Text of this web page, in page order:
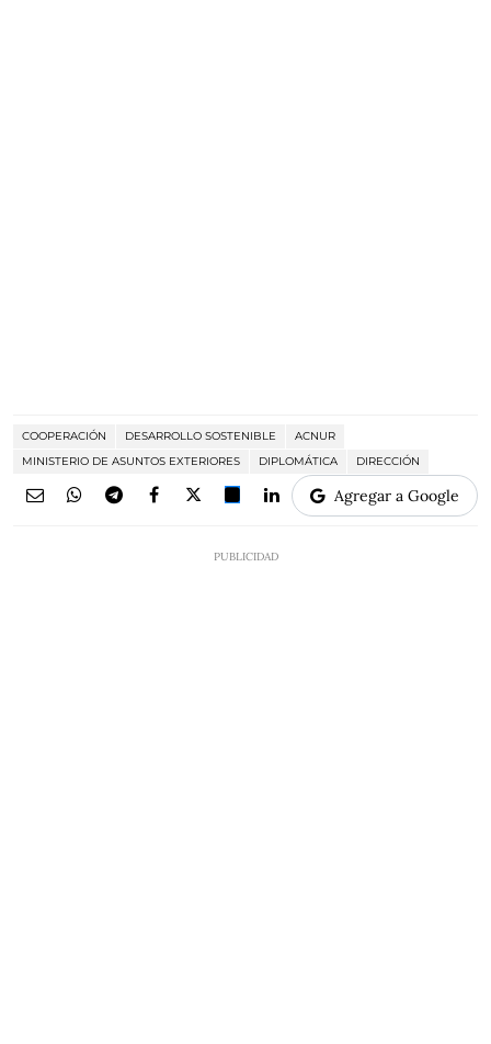
COOPERACIÓN DESARROLLO SOSTENIBLE
ACNUR
MINISTERIO DE ASUNTOS EXTERIORES
DIPLOMÁTICA DIRECCIÓN
Agregar a Google